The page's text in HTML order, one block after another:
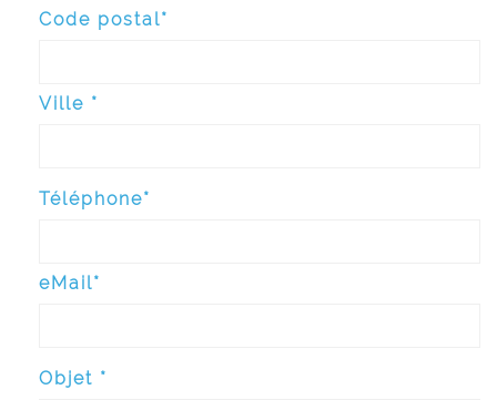
Code postal*
Ville *
Téléphone*
eMail*
Objet *